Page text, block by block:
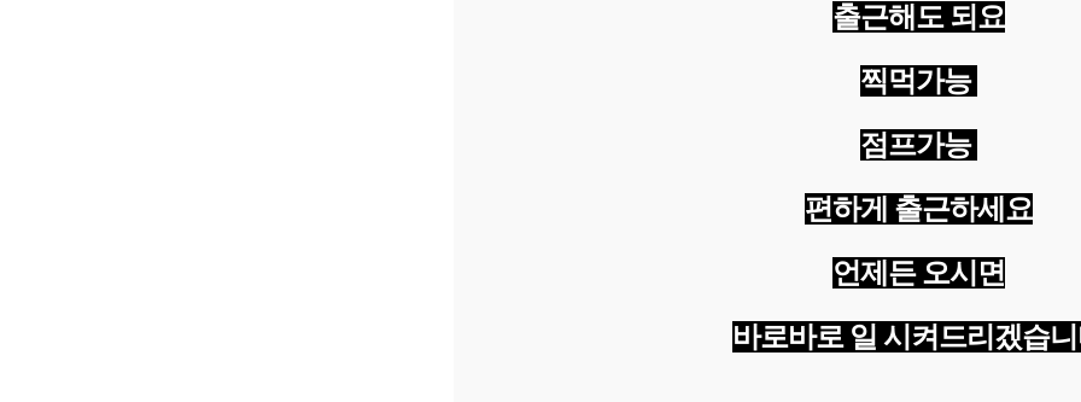
출근해도 되요
찍먹가능
점프가능
편하게 출근하세요
언제든 오시면
바로바로 일 시켜드리겠습